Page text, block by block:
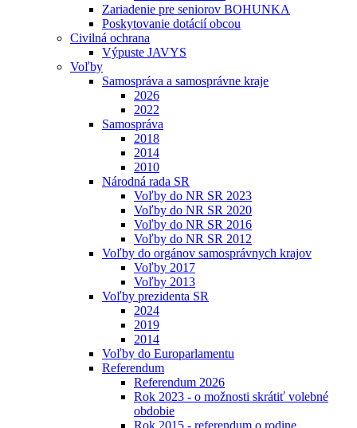
Zariadenie pre seniorov BOHUNKA
Poskytovanie dotácií obcou
Civilná ochrana
Výpuste JAVYS
Voľby
Samospráva a samosprávne kraje
2026
2022
Samospráva
2018
2014
2010
Národná rada SR
Voľby do NR SR 2023
Voľby do NR SR 2020
Voľby do NR SR 2016
Voľby do NR SR 2012
Voľby do orgánov samosprávnych krajov
Voľby 2017
Voľby 2013
Voľby prezidenta SR
2024
2019
2014
Voľby do Europarlamentu
Referendum
Referendum 2026
Rok 2023 - o možnosti skrátiť volebné
obdobie
Rok 2015 - referendum o rodine